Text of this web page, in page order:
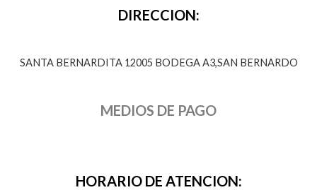
DIRECCION:
SANTA BERNARDITA 12005 BODEGA A3,SAN BERNARDO
MEDIOS DE PAGO
HORARIO DE ATENCION: